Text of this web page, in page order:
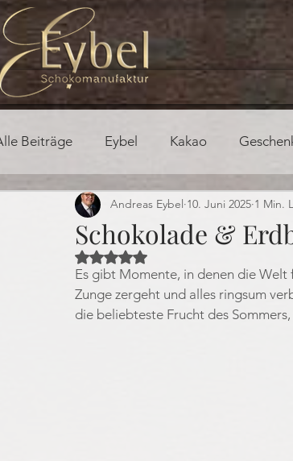
Beiträge Eybel Kakao
Schokolade &
Andreas Eybel 10. Juni 2025 1 Min.
Mit NaN von 5 Sternen bewertet.
Es gibt Momente, in denen die
Zunge zergeht und alles ringsum
die beliebteste Frucht des